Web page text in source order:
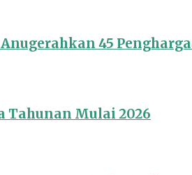
45
Tahunan Mulai 2026